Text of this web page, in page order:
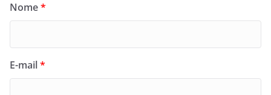
Nome*
E-mail*